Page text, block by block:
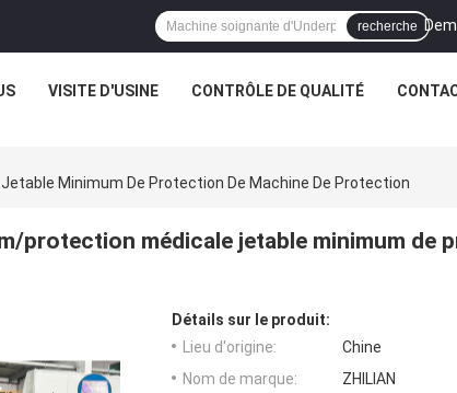
recherche
VISITE D'USINE CONTRÔLE DE QUALITÉ
Minimum De Protection De Machine De Protection
protection médicale jetable minimum de
Détails sur le produit:
Lieu d'origine:
Chine
Nom de marque:
ZHILIAN